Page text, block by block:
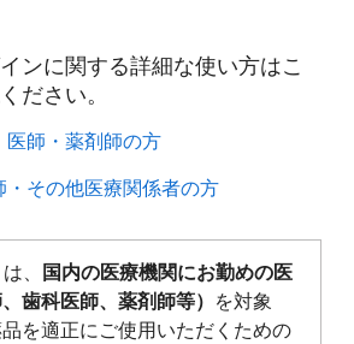
ンに関する詳細な使い方はこ
ださい。​
医師・薬剤師の方​
・その他医療関係者の方​
、
国内の医療機関にお勤めの医
歯科医師、薬剤師等）
を対象
を適正にご使用いただくための